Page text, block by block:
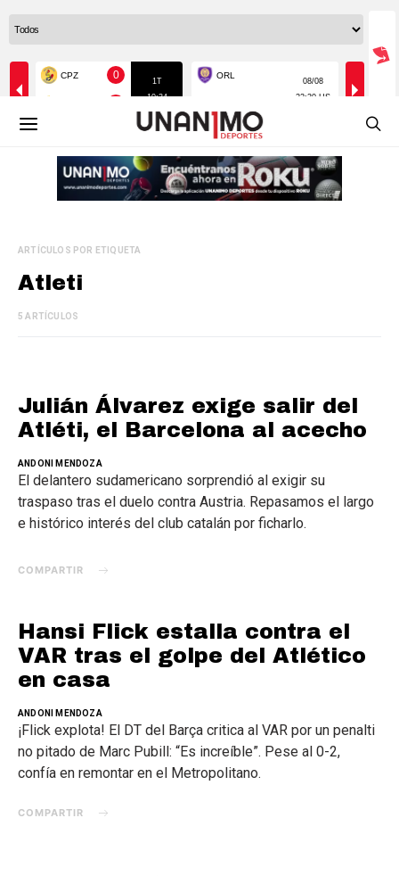
ARTÍCULOS POR ETIQUETA
Atleti
5 ARTÍCULOS
Julián Álvarez exige salir del
Atléti, el Barcelona al acecho
ANDONI MENDOZA
El delantero sudamericano sorprendió al exigir su
traspaso tras el duelo contra Austria. Repasamos el largo
e histórico interés del club catalán por ficharlo.
COMPARTIR
Hansi Flick estalla contra el
VAR tras el golpe del Atlético
en casa
ANDONI MENDOZA
¡Flick explota! El DT del Barça critica al VAR por un penalti
no pitado de Marc Pubill: “Es increíble”. Pese al 0-2,
confía en remontar en el Metropolitano.
COMPARTIR